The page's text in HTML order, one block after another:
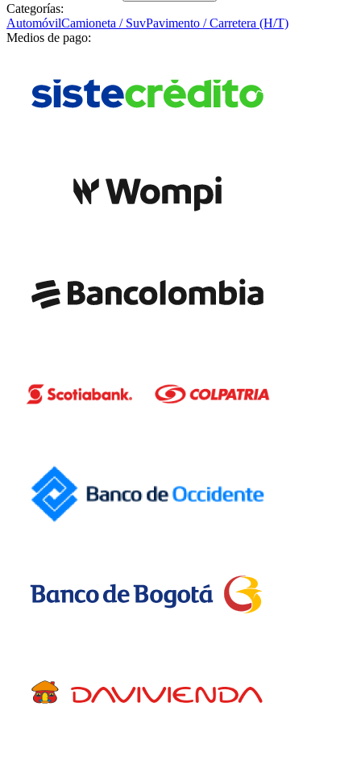
Categorías:
AutomóvilCamioneta / SuvPavimento / Carretera (H/T)
Medios de pago: